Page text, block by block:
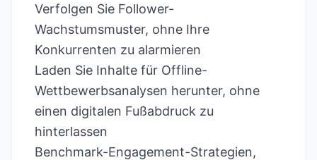
Verfolgen Sie Follower-
Wachstumsmuster, ohne Ihre
Konkurrenten zu alarmieren
Laden Sie Inhalte für Offline-
Wettbewerbsanalysen herunter, ohne
einen digitalen Fußabdruck zu
hinterlassen
Benchmark-Engagement-Strategien,